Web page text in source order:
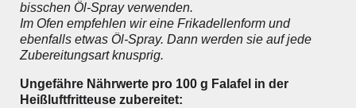
bisschen Öl-Spray verwenden.
Im Ofen empfehlen wir eine Frikadellenform und
ebenfalls etwas Öl-Spray. Dann werden sie auf jede
Zubereitungsart knusprig.
Ungefähre Nährwerte pro 100 g Falafel in der
Heißluftfritteuse zubereitet: